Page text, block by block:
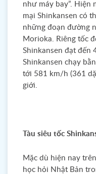
như máy bay”. Hiện
mại Shinkansen có
những đoạn đường
Morioka. Riêng tốc
Shinkansen đạt đến
Shinkansen chạy
tới 581 km/h (361
giới.
Tàu siêu tốc
Mặc dù hiện nay
học hỏi Nhật Bản